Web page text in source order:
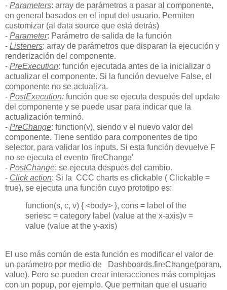
- Parameters: array de parámetros a pasar al componente,
en general basados en el input del usuario. Permiten
customizar (al data source que está detrás)
- Parameter: Parámetro de salida de la función
- Listeners: array de parámetros que disparan la ejecución y
renderización del componente.
- PreExecution: función ejecutada antes de la inicializar o
actualizar el componente. Si la función devuelve False, el
componente no se actualiza.
- PostExecution: función que se ejecuta después del update
del componente y se puede usar para indicar que la
actualización terminó.
- PreChange: function(v), siendo v el nuevo valor del
componente. Tiene sentido para componentes de tipo
selector, para validar los inputs. Si esta función devuelve F
no se ejecuta el evento 'fireChange'
- PostChange: se ejecuta después del cambio.
- Click action: Si la CCC charts es clickable ( Clickable =
true), se ejecuta una función cuyo prototipo es:
function(s, c, v) { <body> }, cons = label of the
seriesc = category label (value at the x-axis)v =
value (value at the y-axis)
El uso más común de esta función es modificar el valor de
un parámetro por medio de Dashboards.fireChange(param,
value). Pero se pueden crear interacciones más complejas
con un popup, por ejemplo. Que permitan que el usuario